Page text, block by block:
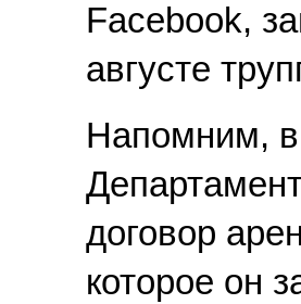
Facebook,
августе
Напомним,
договор
которое он